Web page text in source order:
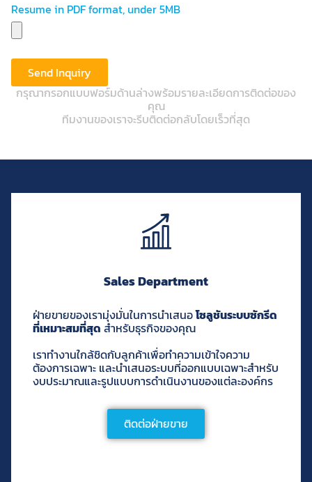
Resume in PDF format, under 5MB
Send Inquiry
กรุณากรอกแบบฟอร์มด้านล่างพร้อมรายละเอียดการติดต่อของ
คุณ
ทีมงานของเราจะรีบติดต่อกลับโดยเร็วที่สุด
Sales Department
ฝ่ายขายของเรามุ่งมั่นในการนำเสนอโซลูชันระบบซักรีด
ที่เหมาะสมที่สุด สำหรับธุรกิจของคุณ
เราทำงานใกล้ชิดกับลูกค้าเพื่อทำความเข้าใจความ
ต้องการเฉพาะ และนำเสนอระบบที่ออกแบบเฉพาะสำหรับ
งบประมาณและรูปแบบการดำเนินงานของแต่ละองค์กร
ติดต่อฝ่ายขาย